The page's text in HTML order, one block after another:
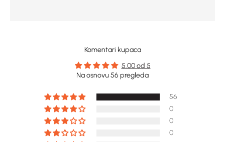
Komentari kupaca
5.00 od 5
Na osnovu 56 pregleda
56
0
0
0